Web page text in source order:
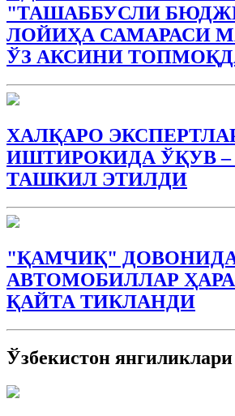
"ТАШАББУСЛИ
ЛОЙИҲА САМАРАСИ
ЎЗ АКСИНИ
ХАЛҚАРО
ИШТИРОКИДА ЎҚУВ
ТАШКИЛ ЭТИЛДИ
"ҚАМЧИҚ"
АВТОМОБИЛЛАР
ҚАЙТА ТИКЛАНДИ
Ўзбекистон янгиликлари